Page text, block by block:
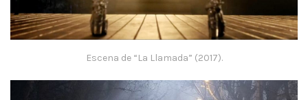
Escena de “La Llamada” (2017).